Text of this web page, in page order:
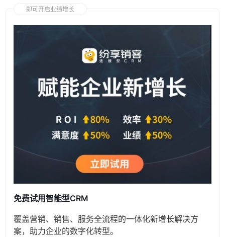
即可开启业绩增长
免费试用智能型CRM
覆盖营销、销售、服务全流程的一体化新增长解决方
案，助力企业的数字化转型。